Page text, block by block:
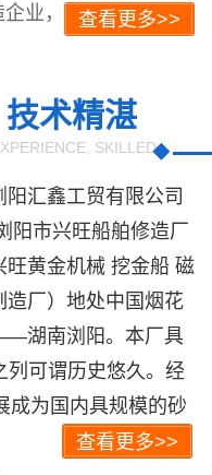
企业，集工...查看更多>>
技术精湛
SKILLED
鑫工贸有限公司
阳市兴旺船舶修造厂
旺黄金机械 挖金船 磁
造厂）地处中国烟花
湖南浏阳。本厂具
列可谓历史悠久。经
成为国内具规模的砂
查看更多>>